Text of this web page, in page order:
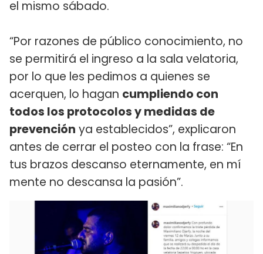
el mismo sábado.
“Por razones de público conocimiento, no
se permitirá el ingreso a la sala velatoria,
por lo que les pedimos a quienes se
acerquen, lo hagan cumpliendo con
todos los protocolos y medidas de
prevención ya establecidos”, explicaron
antes de cerrar el posteo con la frase: “En
tus brazos descanso eternamente, en mí
mente no descansa la pasión”.